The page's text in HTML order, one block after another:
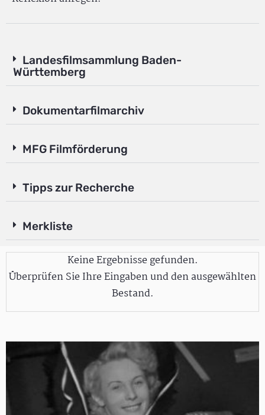
Landesfilmsammlung Baden-
Württemberg
Dokumentarfilmarchiv
MFG Filmförderung
Tipps zur Recherche
Merkliste
Keine Ergebnisse gefunden.
Überprüfen Sie Ihre Eingaben und den ausgewählten
Bestand.